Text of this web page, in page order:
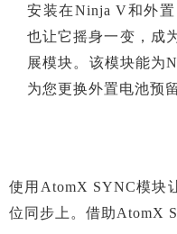
安装在Ninja V和外
也让它摇身一变，成
展模块。该模块能为
为您更换外置电池预
使用AtomX SYNC模块
位同步上。借助AtomX